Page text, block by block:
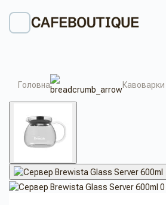
Головна Кавоварки